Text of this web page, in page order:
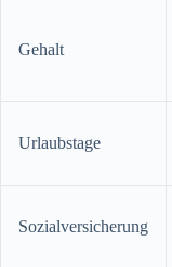
Gehalt
Urlaubstage
Sozialversicherung